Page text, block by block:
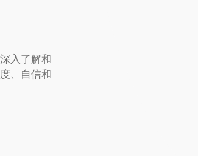
入了解和
、自信和